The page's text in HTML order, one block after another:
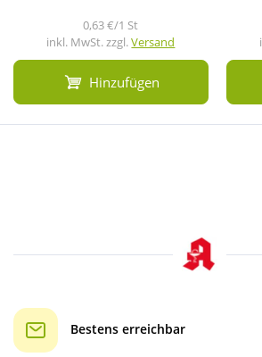
0,63 €/1 St
inkl. MwSt. zzgl.Versand
Hinzufügen
Bestens erreichbar